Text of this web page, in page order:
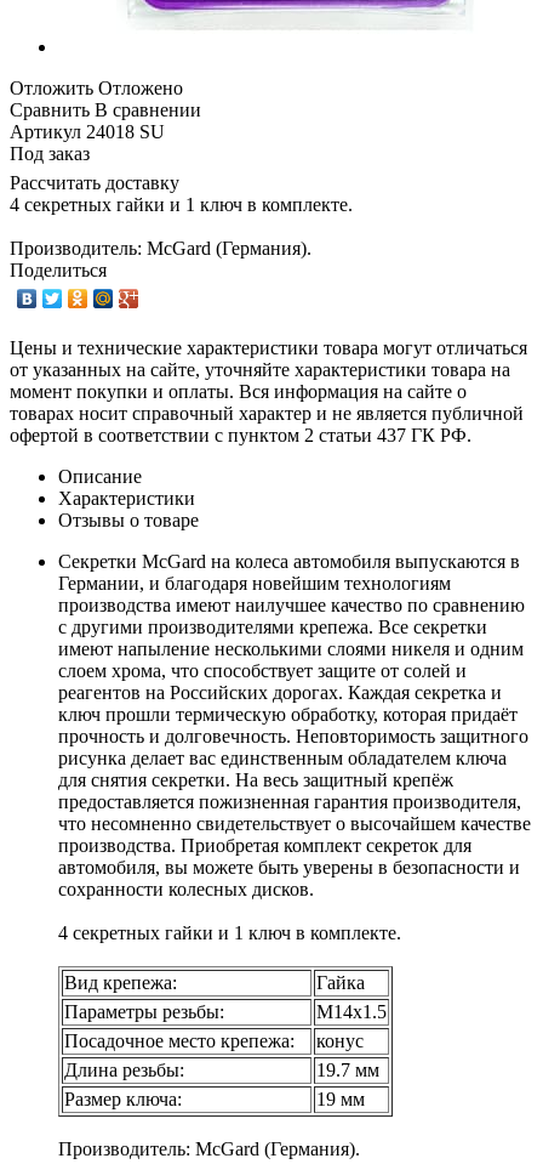
Отложить Отложено
Сравнить В сравнении
Артикул 24018 SU
Под заказ
Рассчитать доставку
4 секретных гайки и 1 ключ в комплекте.
Производитель: McGard (Германия).
Поделиться
Цены и технические характеристики товара могут отличаться
от указанных на сайте, уточняйте характеристики товара на
момент покупки и оплаты. Вся информация на сайте о
товарах носит справочный характер и не является публичной
офертой в соответствии с пунктом 2 статьи 437 ГК РФ.
Описание
Характеристики
Отзывы о товаре
Секретки McGard на колеса автомобиля выпускаются в
Германии, и благодаря новейшим технологиям
производства имеют наилучшее качество по сравнению
с другими производителями крепежа. Все секретки
имеют напыление несколькими слоями никеля и одним
слоем хрома, что способствует защите от солей и
реагентов на Российских дорогах. Каждая секретка и
ключ прошли термическую обработку, которая придаёт
прочность и долговечность. Неповторимость защитного
рисунка делает вас единственным обладателем ключа
для снятия секретки. На весь защитный крепёж
предоставляется пожизненная гарантия производителя,
что несомненно свидетельствует о высочайшем качестве
производства. Приобретая комплект секреток для
автомобиля, вы можете быть уверены в безопасности и
сохранности колесных дисков.
4 секретных гайки и 1 ключ в комплекте.
Вид крепежа:
Гайка
Параметры резьбы:
М14х1.5
Посадочное место крепежа:
конус
Длина резьбы:
19.7 мм
Размер ключа:
19 мм
Производитель: McGard (Германия).